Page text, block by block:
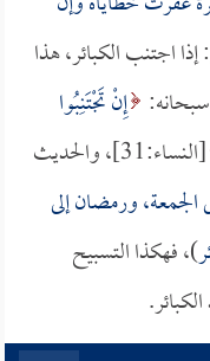
اجتنب الكبائر، هذا
إِنْ تَجْتَنِبُوا
[النساء:31]، والحديث
ورمضان إلى
)، فهكذا التسبيح